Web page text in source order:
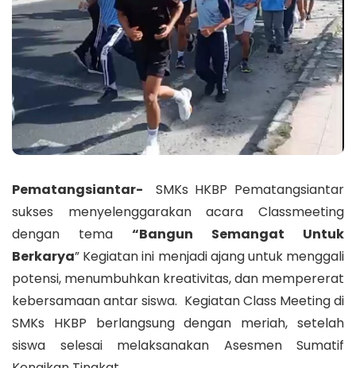
Pematangsiantar- SMKs HKBP Pematangsiantar
sukses menyelenggarakan acara Classmeeting
dengan tema “Bangun Semangat Untuk
Berkarya” Kegiatan ini menjadi ajang untuk menggali
potensi, menumbuhkan kreativitas, dan mempererat
kebersamaan antar siswa. Kegiatan Class Meeting di
SMKs HKBP berlangsung dengan meriah, setelah
siswa selesai melaksanakan Asesmen Sumatif